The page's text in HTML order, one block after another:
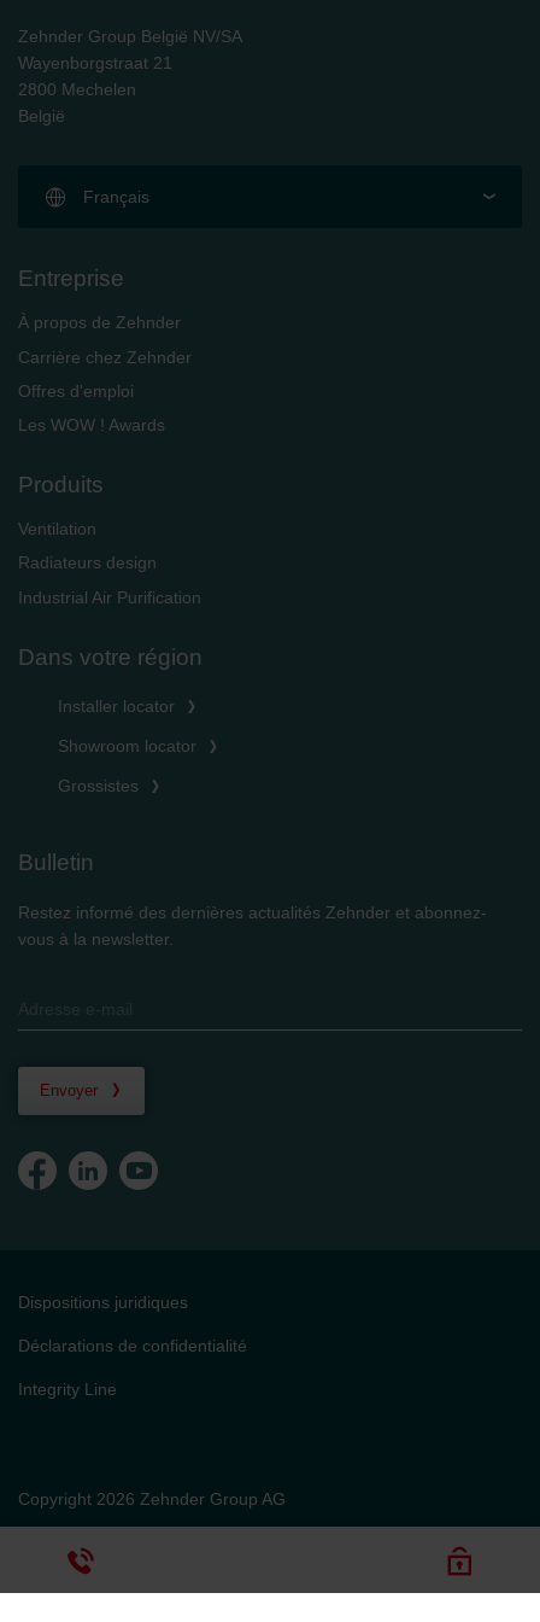
Zehnder Group België NV/SA
Wayenborgstraat 21
2800 Mechelen
België
Français
Entreprise
À propos de Zehnder
Carrière chez Zehnder
Offres d'emploi
Les WOW ! Awards
Produits
Ventilation
Radiateurs design
Industrial Air Purification
Dans votre région
Installer locator
Showroom locator
Grossistes
Bulletin
Restez informé des dernières actualités Zehnder et abonnez-
vous à la newsletter.
Envoyer
Copyright 2026 Zehnder Group AG
Dispositions juridiques
Déclarations de confidentialité
Integrity Line